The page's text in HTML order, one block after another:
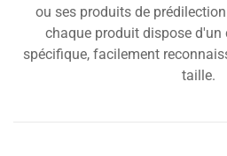
ou ses produits de
chaque produit dispose
spécifique, facilement
taille.